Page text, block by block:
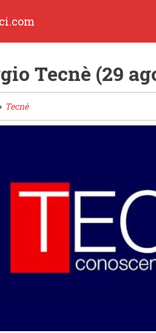
Tecnè (29
Tecnè